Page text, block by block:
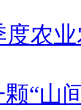
度农
“山